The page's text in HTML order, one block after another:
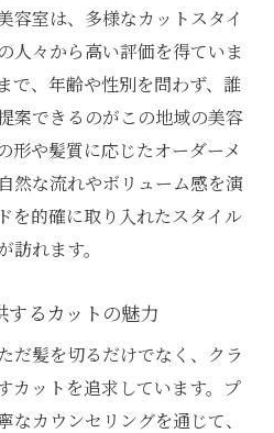
トの秘訣とは？
セリングが鍵
ルを実現するカット技法
新しい自分
るカットスタイルのポイン
カットスタイルの魅力
トレンドカットのポイン
容室は、多様なカットスタイ
人々から高い評価を得ていま
で、年齢や性別を問わず、誰
案できるのがこの地域の美容
形や髪質に応じたオーダーメ
然な流れやボリューム感を演
を的確に取り入れたスタイル
れます。
するカットの魅力
だ髪を切るだけでなく、クラ
カットを追求しています。プ
なカウンセリングを通じて、